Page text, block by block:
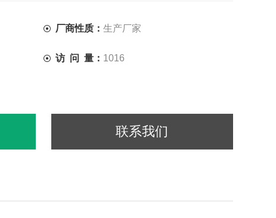
厂商性质： 生产厂家
访 问 量： 1016
联系我们